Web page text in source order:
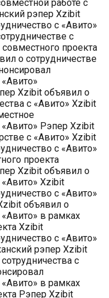
работе с
рэпер Xzibit
с «Авито»
с
проекта
о сотрудничестве
Xzibit объявил о
с «Авито» Xzibit
«Авито» Рэпер Xzibit
с «Авито» Xzibit
с «Авито»
проекта
Xzibit объявил о
«Авито» Xzibit
с «Авито»
объявил о
в рамках
Xzibit
с «Авито»
рэпер Xzibit
с
в рамках
Рэпер Xzibit